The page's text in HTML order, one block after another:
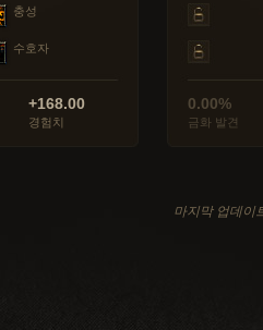
충성
수호자
+168.00
경험치
0.00%
금화 발견
마지막 업데이